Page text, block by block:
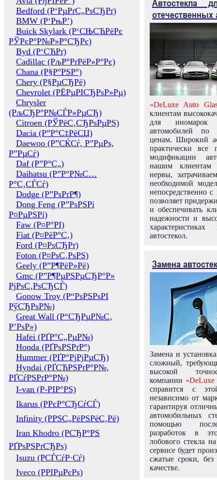
Bedford (Р‘РµРґС„РѕСЂРґ)
BMW (Р‘РњР’)
Buick Skylark (Р‘СЊСЋРёРє
РЎРєР°Р№Р»Р°СЂРє)
Byd (Р‘СЋРґ)
Cadillac (РљР°РґРёР»Р°Рє)
Chana (Р§Р°РЅР°)
Chery (Р§РµСЂРё)
Chevrolet (РЁРµРІСЂРѕР»Рµ)
Chrysler
(РљСЂР°Р№СЃР»РµСЂ)
Citroen (РЎРёС‚СЂРѕРµРЅ)
Dacia (Р”Р°С‡РёСЏ)
Daewoo (Р”СЌСѓ, Р”РµРѕ,
Р”РµСѓ)
Daf (Р”Р°С„)
Daihatsu (Р”Р°Р№С…
Р°С‚СЃСѓ)
Dodge (Р”РѕРґР¶)
Dong Feng (Р”РѕРЅРі
Р¤РµРЅРі)
Faw (Р¤Р°РІ)
Fiat (Р¤РёР°С‚)
Ford (Р¤РѕСЂРґ)
Foton (Р¤РѕС‚РѕРЅ)
Geely (Р”Р¶РёР»Рё)
Gmc (Р”Р¶РµРЅРµСЂР°Р»
РјРѕС‚РѕСЂСЃ)
Gonow Troy (Р“РѕРЅРѕРІ
РўСЂРѕР№)
Great Wall (Р“СЂРµР№С‚
Р’РѕР»)
Hafei (РҐР°С„РµР№)
Honda (РҐРѕРЅРґР°)
Hummer (РҐР°РјРјРµСЂ)
Hyndai (РҐСЋРЅРґР°Р№,
РҐСѓРЅРґР°Р№)
I-van (Р-РІР°РЅ)
Ikarus (РРєР°СЂСѓСЃ)
Infinity (РРЅС„РёРЅРёС‚Рё)
Iran Khodro (РСЂР°РЅ
РҐРѕРЅРґСЂРѕ)
Isuzu (РСЃСѓР·Сѓ)
Iveco (РРІРµРєРѕ)
Автостекла
отечественных
«DeLuxe Auto
клиентам
для иномарок
автомобилей
ценам. Широкий
практически все
модификации
нашим клиентам
нервы,
необходимой
непосредственно
позволяет
и обеспечивать
надежности и
автостекол.
Замена
Замена и
сложный,
высокой
компании «DeLuxe
справится с
независимо от
гарантируя
автомобильных
помощью
разработок в
лобового стекла
сервисе будет
сжатые сроки,
качестве.